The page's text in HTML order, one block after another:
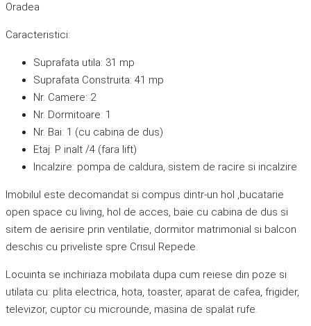
Oradea
Caracteristici:
Suprafata utila: 31 mp
Suprafata Construita: 41 mp
Nr. Camere: 2
Nr. Dormitoare: 1
Nr. Bai: 1 (cu cabina de dus)
Etaj: P inalt /4 (fara lift)
Incalzire: pompa de caldura, sistem de racire si incalzire
Imobilul este decomandat si compus dintr-un hol ,bucatarie
open space cu living, hol de acces, baie cu cabina de dus si
sitem de aerisire prin ventilatie, dormitor matrimonial si balcon
deschis cu priveliste spre Crisul Repede.
Locuinta se inchiriaza mobilata dupa cum reiese din poze si
utilata cu: plita electrica, hota, toaster, aparat de cafea, frigider,
televizor, cuptor cu microunde, masina de spalat rufe.